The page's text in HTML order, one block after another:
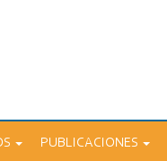
PUBLICACIONES